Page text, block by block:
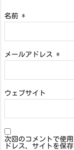
名前 *
メールアドレス *
ウェブサイト
次回のコメントで使
ドレス、サイトを保存